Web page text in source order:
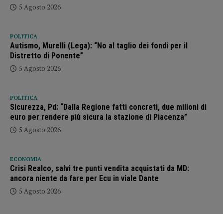
5 Agosto 2026
POLITICA
Autismo, Murelli (Lega): “No al taglio dei fondi per il
Distretto di Ponente”
5 Agosto 2026
POLITICA
Sicurezza, Pd: “Dalla Regione fatti concreti, due milioni di
euro per rendere più sicura la stazione di Piacenza”
5 Agosto 2026
ECONOMIA
Crisi Realco, salvi tre punti vendita acquistati da MD:
ancora niente da fare per Ecu in viale Dante
5 Agosto 2026